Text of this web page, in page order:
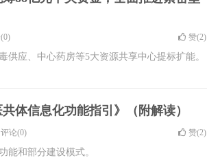
赞(2)
应、中心药房等5大资源共享中心提标扩能。
体信息化功能指引》（附解读）
评论(0) 赞(2)
能和部分建设模式。